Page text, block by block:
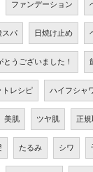
ファンデーション
スパ 日焼け止め
とうございました！
トレシピ ハイフシャ
美肌 ツヤ肌 正
たるみ シワ